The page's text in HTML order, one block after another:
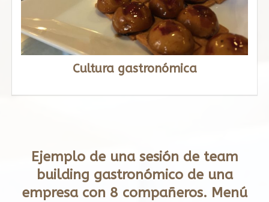
Cultura gastronómica
Ejemplo de una sesión de team
building gastronómico de una
empresa con 8 compañeros. Menú